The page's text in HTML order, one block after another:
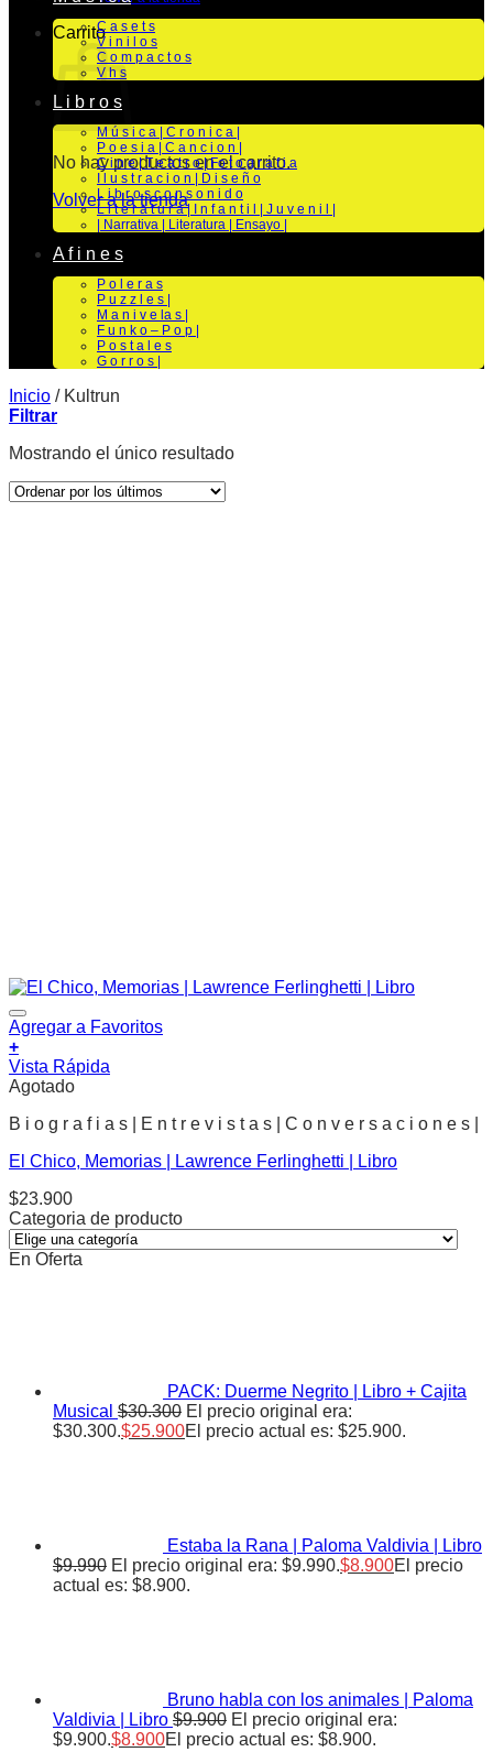
Carrito
No hay productos en el carrito.
Volver a la tienda
C a s e t s
V i n i l o s
C o m p a c t o s
V h s
L i b r o s
M ú s i c a | C r o n i c a |
P o e s i a | C a n c i o n |
C i n e | T e a t r o | Fo t o g r a f i a
I l u s t r a c i o n | D i s e ñ o
L i b r o s c o n s o n i d o
L i t e r a t u r a | I n f a n t i l | J u v e n i l |
| Narrativa | Literatura | Ensayo |
A f i n e s
P o l e r a s
P u z z l e s |
M a n i v e la s |
F u n k o – P o p |
P o s t a l e s
G o r r o s |
Inicio /Kultrun
Filtrar
Mostrando el único resultado
Agregar a Favoritos
+
Vista Rápida
Agotado
B i o g r a f i a s | E n t r e v i s t a s | C o n v e r s a c i o n e s |
El Chico, Memorias | Lawrence Ferlinghetti | Libro
$23.900
Categoria de producto
En Oferta
PACK: Duerme Negrito | Libro + Cajita
Musical $30.300 El precio original era:
$30.300.$25.900El precio actual es: $25.900.
Estaba la Rana | Paloma Valdivia | Libro
$9.990 El precio original era: $9.990.$8.900El precio
actual es: $8.900.
Bruno habla con los animales | Paloma
Valdivia | Libro $9.900 El precio original era:
$9.900.$8.900El precio actual es: $8.900.